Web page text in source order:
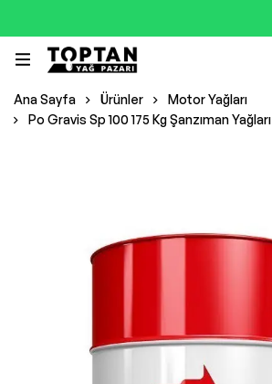
Ana Sayfa Ürünler
Motor Yağları
Po Gravis Sp 100 175 Kg Şanzıman Yağları